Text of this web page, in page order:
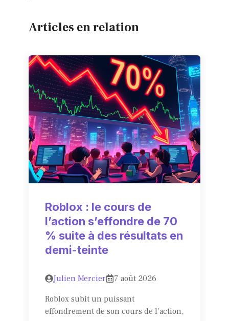
Articles en relation
Roblox : le cours de
l’action s’effondre de 70
% suite à des résultats en
demi-teinte
Julien Mercier
7 août 2026
Roblox subit un puissant
effondrement de son cours de l’action,